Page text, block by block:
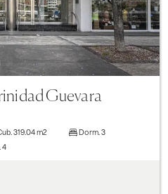
Guevara
319.04 m2 Dorm. 3
4